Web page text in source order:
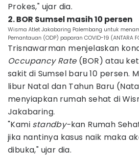
Prokes," ujar dia.
2. BOR Sumsel masih 10 persen
Wisma Atlet Jakabaring Palembang untuk
Pemantauan (ODP) paparan COVID-19 (ANTARA
Trisnawarman menjelaskan
Occupancy Rate(BOR) atau
sakit di Sumsel baru 10 persen.
libur Natal dan Tahun Baru
menyiapkan rumah sehat di
Jakabaring.
"Kami standby-kan Rumah
jika nantinya kasus naik maka
dibuka," ujar dia.